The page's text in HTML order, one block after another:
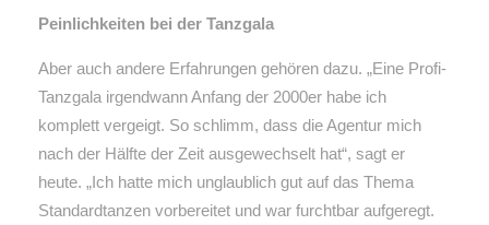
Peinlichkeiten bei der Tanzgala
Aber auch andere Erfahrungen gehören dazu. „Eine Profi-
Tanzgala irgendwann Anfang der 2000er habe ich
komplett vergeigt. So schlimm, dass die Agentur mich
nach der Hälfte der Zeit ausgewechselt hat“, sagt er
heute. „Ich hatte mich unglaublich gut auf das Thema
Standardtanzen vorbereitet und war furchtbar aufgeregt.